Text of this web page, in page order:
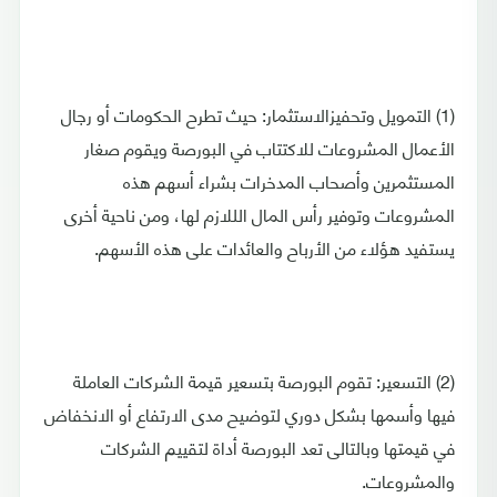
(1) التمويل وتحفيزالاستثمار: حيث تطرح الحكومات أو رجال
الأعمال المشروعات للاكتتاب في البورصة ويقوم صغار
المستثمرين وأصحاب المدخرات بشراء أسهم هذه
المشروعات وتوفير رأس المال الللازم لها، ومن ناحية أخرى
يستفيد هؤلاء من الأرباح والعائدات على هذه الأسهم.
(2) التسعير: تقوم البورصة بتسعير قيمة الشركات العاملة
فيها وأسمها بشكل دوري لتوضيح مدى الارتفاع أو الانخفاض
في قيمتها وبالتالى تعد البورصة أداة لتقييم الشركات
والمشروعات.